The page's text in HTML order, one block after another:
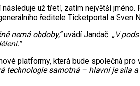
už třetí, zatím největší
ředitele Ticketportal a Sven
nemá obdoby,“uvádí Jandač. „V
platformy, která bude společná
technologie samotná – hlavní je síla